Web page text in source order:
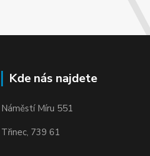
Kde nás najdete
Náměstí Míru 551
Třinec, 739 61